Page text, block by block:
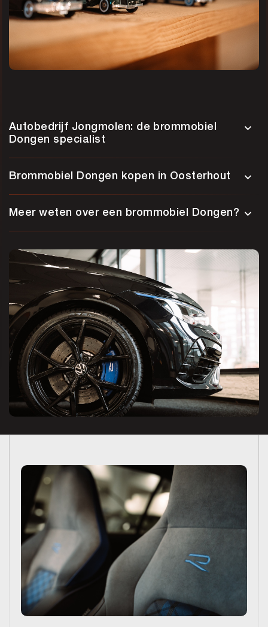
Autobedrijf Jongmolen: de brommobiel
Dongen specialist
Brommobiel Dongen kopen in Oosterhout
Meer weten over een brommobiel Dongen?